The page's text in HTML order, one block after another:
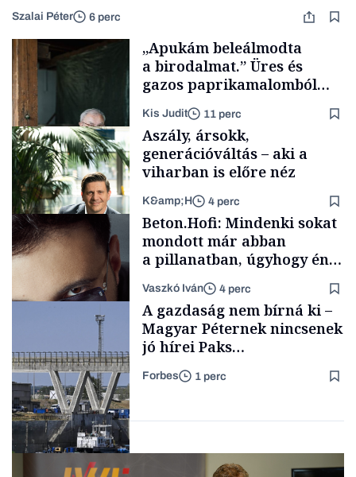
Szalai Péter 6 perc
Családi
vállalkozások
„Apukám beleálmodta
a birodalmat.” Üres és
gazos paprikamalomból
lett az igazi családi
fűszersztori
Kis Judit 11 perc
TÁMOGATÓI
Aszály, ársokk,
generációváltás – aki a
viharban is előre néz
K&amp;H 4 perc
Forbes-sztori
Beton.Hofi: Mindenki sokat
mondott már abban
a pillanatban, úgyhogy én
a legsarkosabb
gondolataimat akartam
kimondani
Vaszkó Iván 4 perc
A gazdaság nem bírná ki –
Magyar Péternek nincsenek
jó hírei Paks
újraindításáról
Forbes 1 perc